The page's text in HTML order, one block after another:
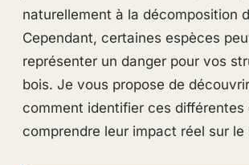
naturellement à la décomposition
Cependant, certaines espèces
représenter un danger pour vos
bois. Je vous propose de
comment identifier ces différentes
comprendre leur impact réel sur le